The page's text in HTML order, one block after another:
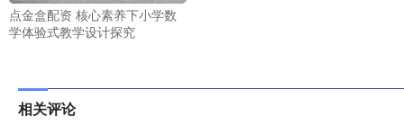
点金盒配资 核心素养下小学数
学体验式教学设计探究
相关评论